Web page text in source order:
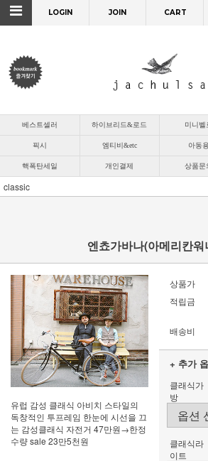
LOGIN JOIN CART
베스트셀러 하이브리드&로드 미니벨
픽시 엠티비&etc 아동
핵폭탄세일 개인결제 상품문
classic
엔쵸가바나(아메리칸워
유럽 감성 클래식 아비치 스타일의
독창적인 투프레임 한눈에 시선을 끄
는 감성클래식 자전거 47만원→한정
수량 sale 23만5천원
상품가
적립금
배송비
+ 추가
클래식가
방
클래식라
이트